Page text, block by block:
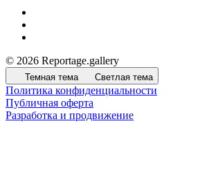
© 2026 Reportage.gallery
Темная тема Светлая тема
Политика конфиденциальности
Публичная оферта
Разработка и продвижение